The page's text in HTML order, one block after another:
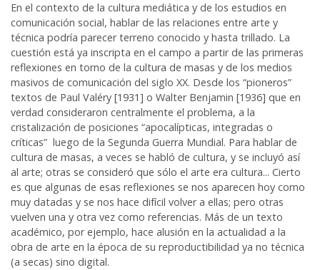
En el contexto de la cultura mediática y de los estudios en
comunicación social, hablar de las relaciones entre arte y
técnica podría parecer terreno conocido y hasta trillado. La
cuestión está ya inscripta en el campo a partir de las primeras
reflexiones en torno de la cultura de masas y de los medios
masivos de comunicación del siglo XX. Desde los “pioneros”
textos de Paul Valéry [1931] o Walter Benjamin [1936] que en
verdad consideraron centralmente el problema, a la
cristalización de posiciones “apocalípticas, integradas o
críticas” luego de la Segunda Guerra Mundial. Para hablar de
cultura de masas, a veces se habló de cultura, y se incluyó así
al arte; otras se consideró que sólo el arte era cultura... Cierto
es que algunas de esas reflexiones se nos aparecen hoy como
muy datadas y se nos hace difícil volver a ellas; pero otras
vuelven una y otra vez como referencias. Más de un texto
académico, por ejemplo, hace alusión en la actualidad a la
obra de arte en la época de su reproductibilidad ya no técnica
(a secas) sino digital.